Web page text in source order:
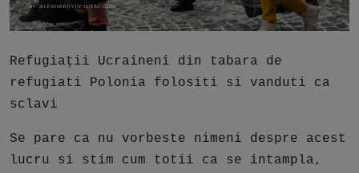
Podcast
Refugiații Ucraineni din tabara de
refugiati Polonia folositi si vanduti ca
sclavi
Se pare ca nu vorbeste nimeni despre acest
lucru si stim cum totii ca se intampla,